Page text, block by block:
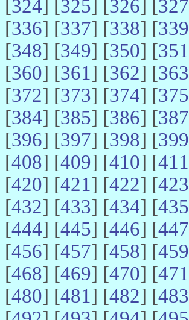
[324] [325] [326] [327
[336] [337] [338] [339
[348] [349] [350] [351
[360] [361] [362] [363
[372] [373] [374] [375
[384] [385] [386] [387
[396] [397] [398] [399
[408] [409] [410] [411
[420] [421] [422] [423
[432] [433] [434] [435
[444] [445] [446] [447
[456] [457] [458] [459
[468] [469] [470] [471
[480] [481] [482] [483